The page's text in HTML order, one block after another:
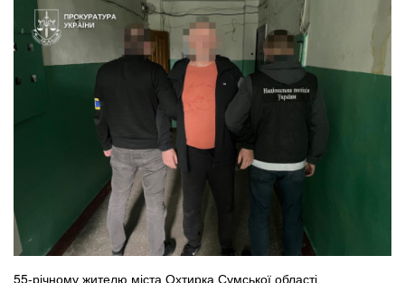
55-річному жителю міста Охтирка Сумської області